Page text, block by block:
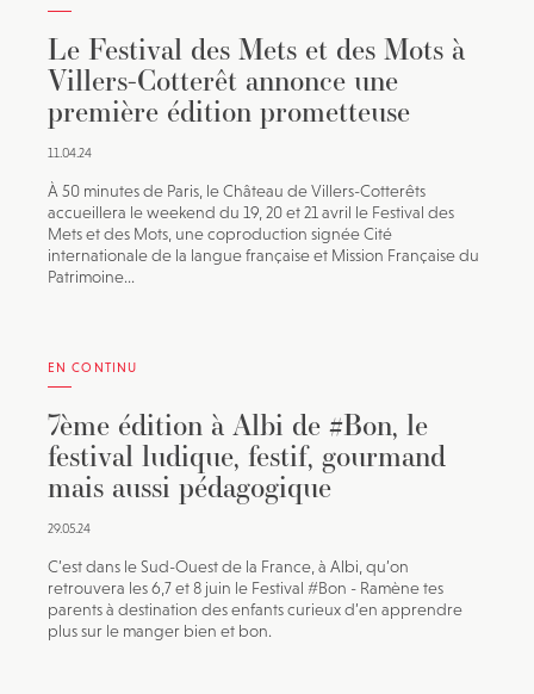
Le Festival des Mets et des Mots à
Villers-Cotterêt annonce une
première édition prometteuse
11.04.24
À 50 minutes de Paris, le Château de Villers-Cotterêts
accueillera le weekend du 19, 20 et 21 avril le Festival des
Mets et des Mots, une coproduction signée Cité
internationale de la langue française et Mission Française du
Patrimoine...
EN CONTINU
7ème édition à Albi de #Bon, le
festival ludique, festif, gourmand
mais aussi pédagogique
29.05.24
C’est dans le Sud-Ouest de la France, à Albi, qu’on
retrouvera les 6,7 et 8 juin le Festival #Bon - Ramène tes
parents à destination des enfants curieux d’en apprendre
plus sur le manger bien et bon.